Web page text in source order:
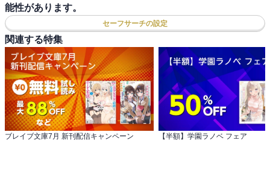
能性があります。
セーフサーチの設定
関連する特集
ブレイブ文庫7月 新刊配信キャンペーン 【半額】学園ラノベ フェア